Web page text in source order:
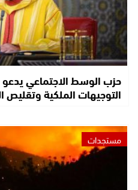
حزب الوسط الاجتماعي يدعو
التوجيهات الملكية وتقليص
مستجدات